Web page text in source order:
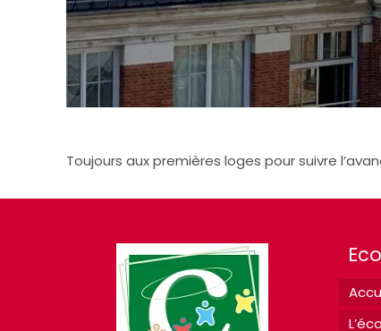
Toujours aux premières loges pour suivre